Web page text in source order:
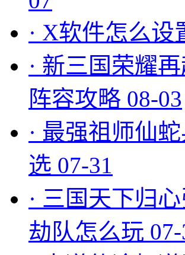
· X软件怎么设
· 新三国荣耀
阵容攻略 08-03
· 最强祖师仙
选 07-31
· 三国天下归
劫队怎么玩